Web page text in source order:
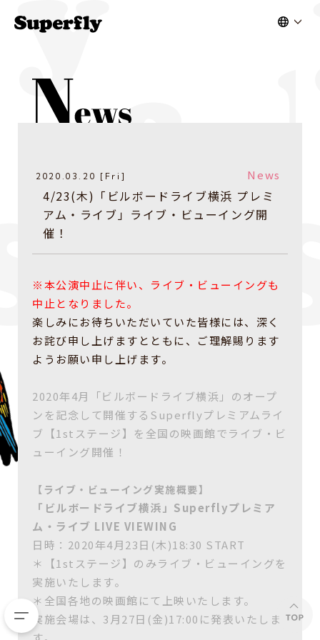
2020.03.20 [Fri] News
4/23(木)「ビルボードライブ横浜 プレミ
アム・ライブ」ライブ・ビューイング開
催！
※本公演中止に伴い、ライブ・ビューイングも
中止となりました。
楽しみにお待ちいただいていた皆様には、深く
お詫び申し上げますとともに、ご理解賜ります
ようお願い申し上げます。
2020年4月「ビルボードライブ横浜」のオープ
ンを記念して開催するSuperflyプレミアムライ
ブ【1stステージ】を全国の映画館でライブ・ビ
ューイング開催！
【ライブ・ビューイング実施概要】
「ビルボードライブ横浜」Superflyプレミア
ム・ライブ LIVE VIEWING
日時：2020年4月23日(木)18:30 START
＊【1stステージ】のみライブ・ビューイングを
実施いたします。
＊全国各地の映画館にて上映いたします。
実施会場は、3月27日(金)17:00に発表いたしま